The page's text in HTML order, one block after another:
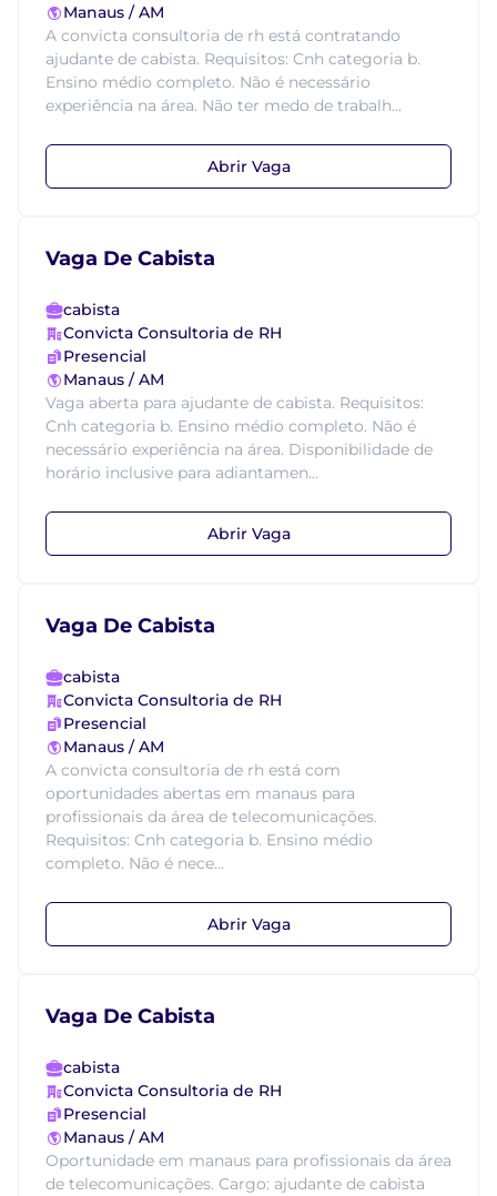
Manaus / AM
A convicta consultoria de rh está contratando
ajudante de cabista. Requisitos: Cnh categoria b.
Ensino médio completo. Não é necessário
experiência na área. Não ter medo de trabalh...
Abrir Vaga
Vaga De Cabista
cabista
Convicta Consultoria de RH
Presencial
Manaus / AM
Vaga aberta para ajudante de cabista. Requisitos:
Cnh categoria b. Ensino médio completo. Não é
necessário experiência na área. Disponibilidade de
horário inclusive para adiantamen...
Abrir Vaga
Vaga De Cabista
cabista
Convicta Consultoria de RH
Presencial
Manaus / AM
A convicta consultoria de rh está com
oportunidades abertas em manaus para
profissionais da área de telecomunicações.
Requisitos: Cnh categoria b. Ensino médio
completo. Não é nece...
Abrir Vaga
Vaga De Cabista
cabista
Convicta Consultoria de RH
Presencial
Manaus / AM
Oportunidade em manaus para profissionais da área
de telecomunicações. Cargo: ajudante de cabista